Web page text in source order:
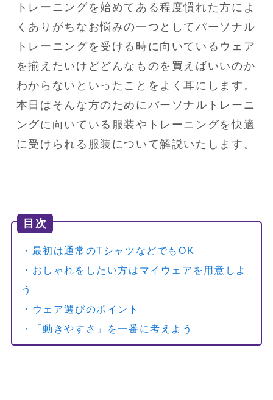
トレーニングを始めてある程度慣れた方によ
くありがちなお悩みの一つとしてパーソナル
トレーニングを受ける時に向いているウェア
を揃えたいけどどんなものを買えばいいのか
わからないといったことをよく耳にします。
本日はそんな方のためにパーソナルトレーニ
ングに向いている服装やトレーニングを快適
に受けられる服装について解説いたします。
目次
・最初は通常のTシャツなどでもOK
・おしゃれをしたい方はマイウェアを用意しよ
う
・ウェア選びのポイント
・「動きやすさ」を一番に考えよう